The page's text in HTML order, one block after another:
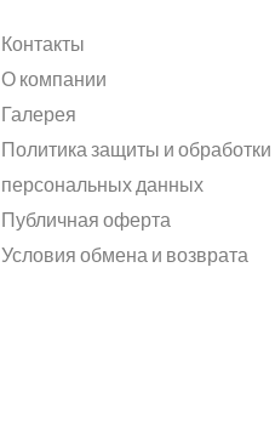
Контакты
О компании
Галерея
Политика защиты и обработки
персональных данных
Публичная оферта
Условия обмена и возврата